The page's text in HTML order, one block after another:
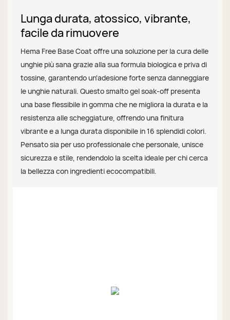
Lunga durata, atossico, vibrante,
facile da rimuovere
Hema Free Base Coat offre una soluzione per la cura delle
unghie più sana grazie alla sua formula biologica e priva di
tossine, garantendo un'adesione forte senza danneggiare
le unghie naturali. Questo smalto gel soak-off presenta
una base flessibile in gomma che ne migliora la durata e la
resistenza alle scheggiature, offrendo una finitura
vibrante e a lunga durata disponibile in 16 splendidi colori.
Pensato sia per uso professionale che personale, unisce
sicurezza e stile, rendendolo la scelta ideale per chi cerca
la bellezza con ingredienti ecocompatibili.